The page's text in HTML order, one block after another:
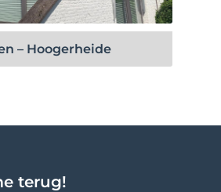
– Hoogerheide
terug!